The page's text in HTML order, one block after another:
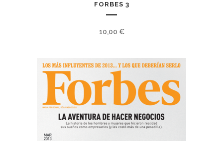
FORBES 3
10,00 €